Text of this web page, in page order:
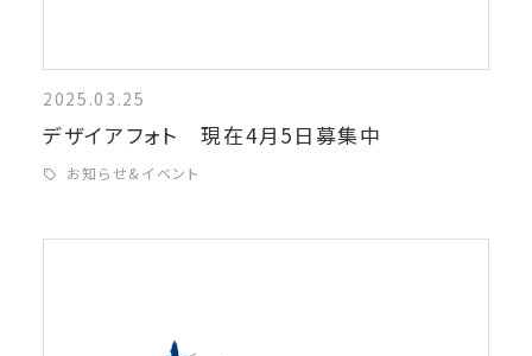
2025.03.25
デザイアフォト 現在4月5日募集中
お知らせ&イベント